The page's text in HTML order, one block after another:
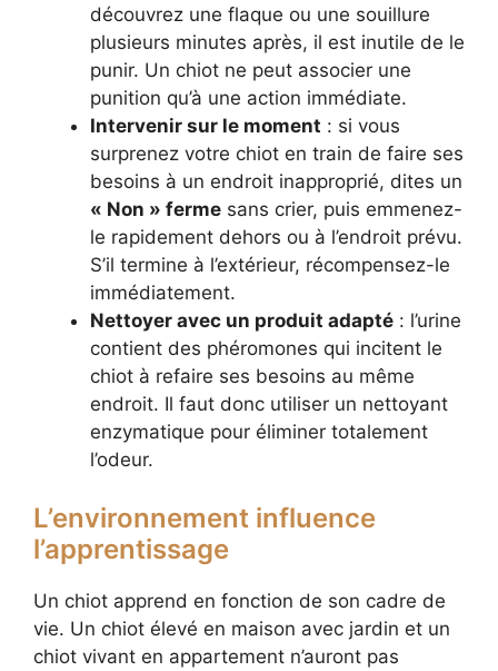
découvrez une flaque ou une souillure
plusieurs minutes après, il est inutile de le
punir. Un chiot ne peut associer une
punition qu’à une action immédiate.
Intervenir sur le moment : si vous
surprenez votre chiot en train de faire ses
besoins à un endroit inapproprié, dites un
« Non » ferme sans crier, puis emmenez-
le rapidement dehors ou à l’endroit prévu.
S’il termine à l’extérieur, récompensez-le
immédiatement.
Nettoyer avec un produit adapté : l’urine
contient des phéromones qui incitent le
chiot à refaire ses besoins au même
endroit. Il faut donc utiliser un nettoyant
enzymatique pour éliminer totalement
l’odeur.
L’environnement influence
l’apprentissage
Un chiot apprend en fonction de son cadre de
vie. Un chiot élevé en maison avec jardin et un
chiot vivant en appartement n’auront pas